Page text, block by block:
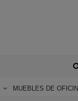
MUEBLES DE